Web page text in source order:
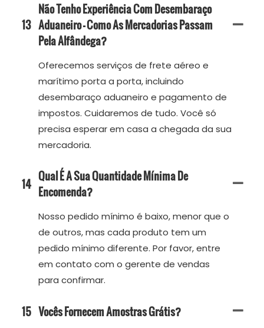
13
Não Tenho Experiência Com Desembaraço
Aduaneiro — Como As Mercadorias Passam
Pela Alfândega?
Oferecemos serviços de frete aéreo e
marítimo porta a porta, incluindo
desembaraço aduaneiro e pagamento de
impostos. Cuidaremos de tudo. Você só
precisa esperar em casa a chegada da sua
mercadoria.
14 Qual É A Sua Quantidade Mínima De
Encomenda?
Nosso pedido mínimo é baixo, menor que o
de outros, mas cada produto tem um
pedido mínimo diferente. Por favor, entre
em contato com o gerente de vendas
para confirmar.
15 Vocês Fornecem Amostras Grátis?